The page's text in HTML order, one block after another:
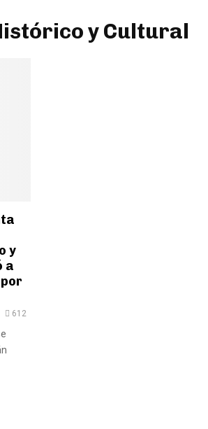
y Cultural
y
a
612